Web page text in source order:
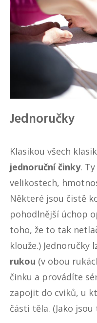
Jednoručky
Klasikou všech
jednoruční činky.
velikostech,
Některé jsou čistě
pohodlnější úchop
toho, že to tak
klouže.) Jednoručky
rukou (v obou
činku a provádíte
zapojit do cviků, u
části těla. (Jako jsou